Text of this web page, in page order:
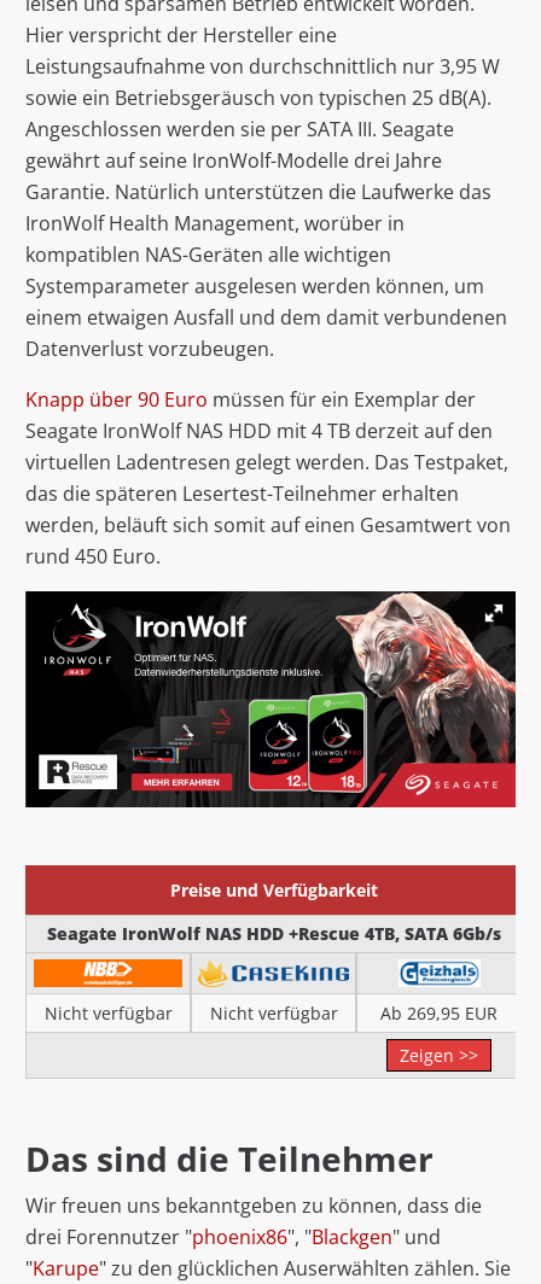
Hier verspricht der Hersteller eine
Leistungsaufnahme von durchschnittlich nur 3,95 W
sowie ein Betriebsgeräusch von typischen 25 dB(A).
Angeschlossen werden sie per SATA III. Seagate
gewährt auf seine IronWolf-Modelle drei Jahre
Garantie. Natürlich unterstützen die Laufwerke das
IronWolf Health Management, worüber in
kompatiblen NAS-Geräten alle wichtigen
Systemparameter ausgelesen werden können, um
einem etwaigen Ausfall und dem damit verbundenen
Datenverlust vorzubeugen.
Knapp über 90 Euro müssen für ein Exemplar der
Seagate IronWolf NAS HDD mit 4 TB derzeit auf den
virtuellen Ladentresen gelegt werden. Das Testpaket,
das die späteren Lesertest-Teilnehmer erhalten
werden, beläuft sich somit auf einen Gesamtwert von
rund 450 Euro.
Preise und Verfügbarkeit
Seagate IronWolf NAS HDD +Rescue 4TB, SATA 6Gb/s
Nicht verfügbar Nicht verfügbar
Ab 269,95 EUR
Zeigen >>
Das sind die Teilnehmer
Wir freuen uns bekanntgeben zu können, dass die
drei Forennutzer "phoenix86", "Blackgen" und
"Karupe" zu den glücklichen Auserwählten zählen. Sie